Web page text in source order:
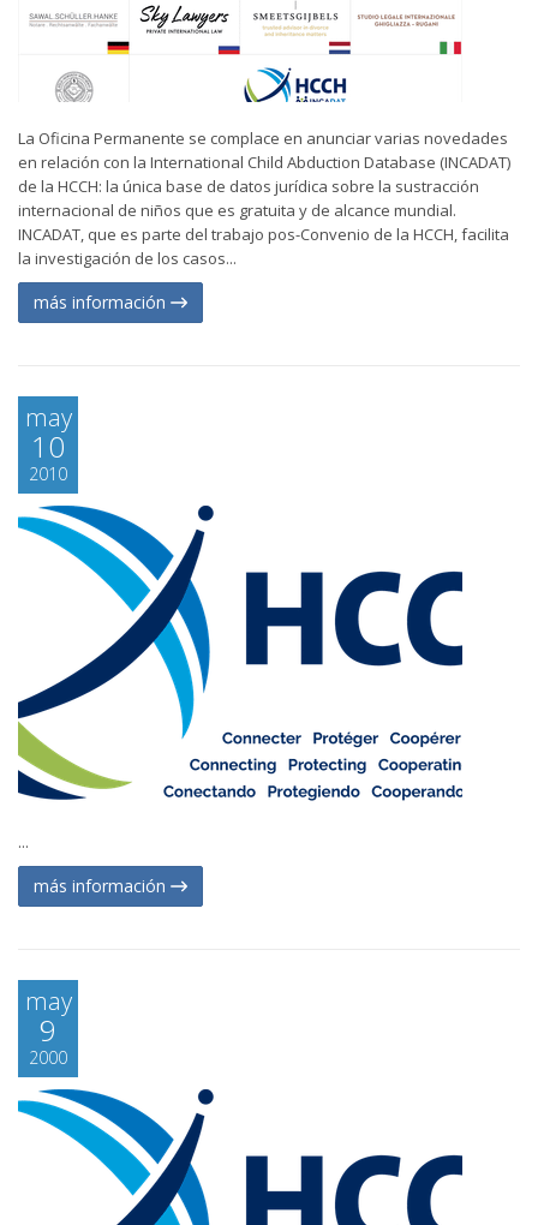
La Oficina Permanente se complace en anunciar varias novedades
en relación con la International Child Abduction Database (INCADAT)
de la HCCH: la única base de datos jurídica sobre la sustracción
internacional de niños que es gratuita y de alcance mundial.
INCADAT, que es parte del trabajo pos-Convenio de la HCCH, facilita
la investigación de los casos...
más información
may
10
2010
...
más información
may
9
2000